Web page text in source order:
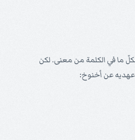
بكلّ ما في الكلمة من معنى. لكن
عهديه عن أخنوخ: